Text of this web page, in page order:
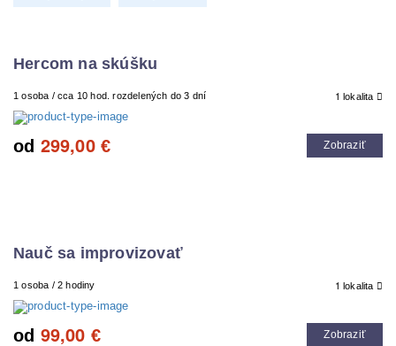
Hercom na skúšku
1 osoba / cca 10 hod. rozdelených do 3 dní 1 lokalita
od 299,00€ Zobraziť
Nauč sa improvizovať
1 osoba / 2 hodiny 1 lokalita
od 99,00 € Zobraziť